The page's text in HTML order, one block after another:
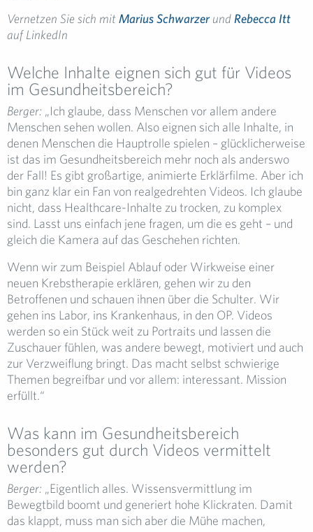
Vernetzen Sie sich mitMarius Schwarzerund Rebecca Itt
auf LinkedIn
Welche Inhalte eignen sich gut für Videos
im Gesundheitsbereich?
Berger: „Ich glaube, dass Menschen vor allem andere
Menschen sehen wollen. Also eignen sich alle Inhalte, in
denen Menschen die Hauptrolle spielen – glücklicherweise
ist das im Gesundheitsbereich mehr noch als anderswo
der Fall! Es gibt großartige, animierte Erklärfilme. Aber ich
bin ganz klar ein Fan von realgedrehten Videos. Ich glaube
nicht, dass Healthcare-Inhalte zu trocken, zu komplex
sind. Lasst uns einfach jene fragen, um die es geht – und
gleich die Kamera auf das Geschehen richten.
Wenn wir zum Beispiel Ablauf oder Wirkweise einer
neuen Krebstherapie erklären, gehen wir zu den
Betroffenen und schauen ihnen über die Schulter. Wir
gehen ins Labor, ins Krankenhaus, in den OP. Videos
werden so ein Stück weit zu Portraits und lassen die
Zuschauer fühlen, was andere bewegt, motiviert und auch
zur Verzweiflung bringt. Das macht selbst schwierige
Themen begreifbar und vor allem: interessant. Mission
erfüllt.“
Was kann im Gesundheitsbereich
besonders gut durch Videos vermittelt
werden?
Berger: „Eigentlich alles. Wissensvermittlung im
Bewegtbild boomt und generiert hohe Klickraten. Damit
das klappt, muss man sich aber die Mühe machen,